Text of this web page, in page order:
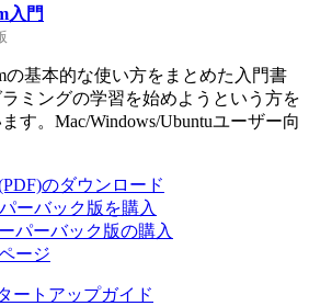
入門
の基本的な使い方をまとめた入門書
ミングの学習を始めようという方を
す。Mac/Windows/Ubuntuユーザー向
のダウンロード
ーバック版を購入
パーバック版の購入
ージ